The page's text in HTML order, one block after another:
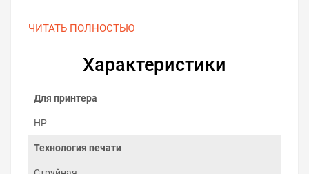
ЧИТАТЬ ПОЛНОСТЬЮ
Характеристики
Для принтера
HP
Технология печати